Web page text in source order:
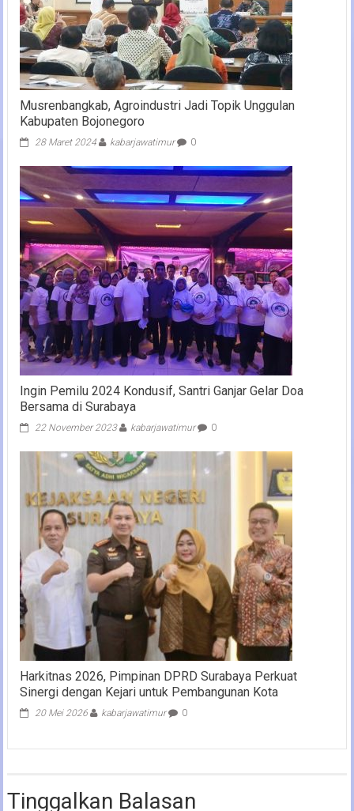
Musrenbangkab, Agroindustri Jadi Topik Unggulan
Kabupaten Bojonegoro
28 Maret 2024 kabarjawatimur 0
Ingin Pemilu 2024 Kondusif, Santri Ganjar Gelar Doa
Bersama di Surabaya
22 November 2023 kabarjawatimur 0
Harkitnas 2026, Pimpinan DPRD Surabaya Perkuat
Sinergi dengan Kejari untuk Pembangunan Kota
20 Mei 2026 kabarjawatimur 0
Tinggalkan Balasan